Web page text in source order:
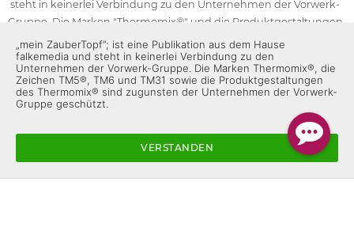
steht in keinerlei Verbindung zu den Unternehmen der Vorwerk-
Gruppe. Die Marken "Thermomix®" und die Produktgestaltungen
des "Thermomix®" sind eingetragene Marken der Unternehmen
der Vorwerk-Gruppe. Die Marken Thermomix®, die Zeichen TM5®,
TM6 und TM31 sowie die Produktgestaltungen des Thermomix®
sind zugunsten der Unternehmen der Vorwerk-Gruppe
geschützt. Für die Rezeptangaben in "ZauberTopf" ist
„mein ZauberTopf”; ist eine Publikation aus dem Hause
falkemedia und steht in keinerlei Verbindung zu den
Unternehmen der Vorwerk-Gruppe. Die Marken Thermomix®, die
Zeichen TM5®, TM6 und TM31 sowie die Produktgestaltungen
des Thermomix® sind zugunsten der Unternehmen der Vorwerk-
Gruppe geschützt.
VERSTANDEN